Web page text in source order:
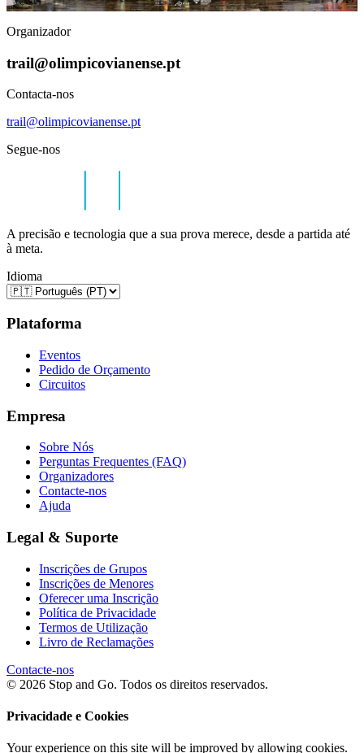
Organizador
trail@olimpicovianense.pt
Contacta-nos
trail@olimpicovianense.pt
Segue-nos
A precisão e tecnologia que a sua prova merece, desde a partida até
à meta.
Idioma
Plataforma
Eventos
Pedido de Orçamento
Circuitos
Empresa
Sobre Nós
Perguntas Frequentes (FAQ)
Organizadores
Contacte-nos
Ajuda
Legal & Suporte
Inscrições de Grupos
Inscrições de Menores
Oferecer uma Inscrição
Política de Privacidade
Termos de Utilização
Livro de Reclamações
Contacte-nos
© 2026 Stop and Go. Todos os direitos reservados.
Privacidade e Cookies
Your experience on this site will be improved by allowing cookies.